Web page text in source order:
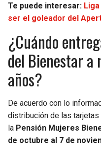
Te puede interesar:
ser el goleador del
¿Cuándo
del Bienestar a
años?
De acuerdo con lo
distribución de las
la Pensión Mujeres
de octubre al 7 de